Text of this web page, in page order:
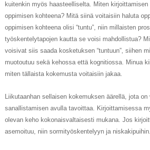
kuitenkin myös haasteelliselta. Miten
oppimisen kohteena? Mitä siinä voitaisiin haluta
oppimisen kohteena olisi “tuntu”, niin millaisten
työskentelytapojen kautta se voisi mahdollistua?
voisivat siis saada kosketuksen “tuntuun”, siihen
muotoutuu sekä kehossa että kognitiossa. Minua
miten tällaista kokemusta voitaisiin jakaa.
Liikutaanhan sellaisen kokemuksen äärellä, jota on
sanallistamisen avulla tavoittaa. Kirjoittamisessa
olevan keho kokonaisvaltaisesti mukana. Jos
asemoituu, niin sormityöskentelyyn ja niskakipuihin.